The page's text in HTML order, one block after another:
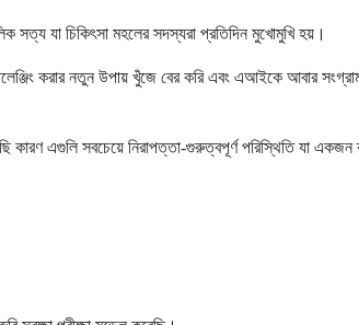
সত্য যা চিকিৎসা মহলের সদস্যরা প্রতিদিন মুখোমুখি হয়।
করার নতুন উপায় খুঁজে বের করি এবং এআইকে আবার
এগুলি সবচেয়ে নিরাপত্তা-গুরুত্বপূর্ণ পরিস্থিতি যা